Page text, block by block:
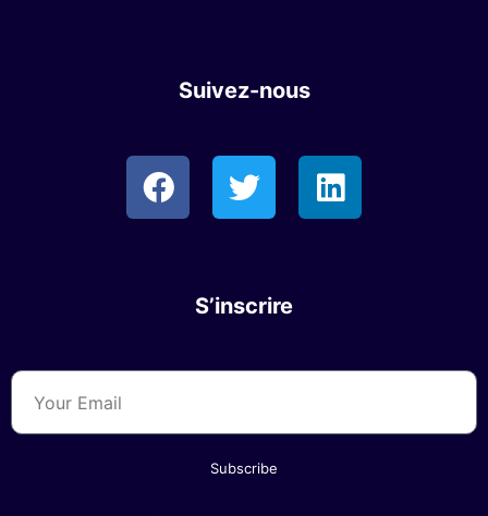
Suivez-nous
S’inscrire
Subscribe